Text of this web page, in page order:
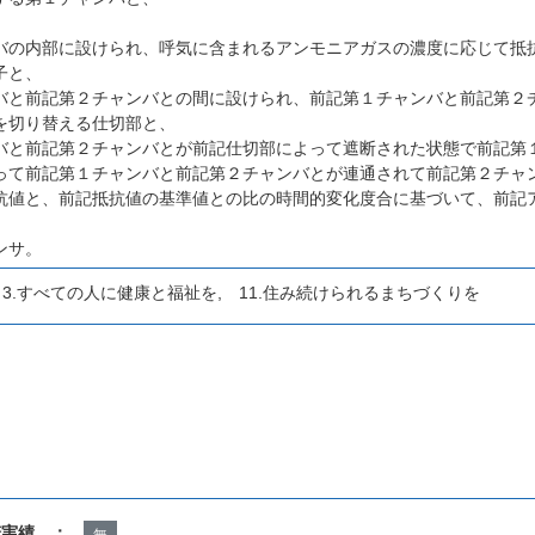
の内部に設けられ、呼気に含まれるアンモニアガスの濃度に応じて
、
と前記第２チャンバとの間に設けられ、前記第１チャンバと前記第
り替える仕切部と、
と前記第２チャンバとが前記仕切部によって遮断された状態で前記
て前記第１チャンバと前記第２チャンバとが連通されて前記第２チ
値と、前記抵抗値の基準値との比の時間的変化度合に基づいて、前
。
すべての人に健康と福祉を, 11.住み続けられるまちづくりを